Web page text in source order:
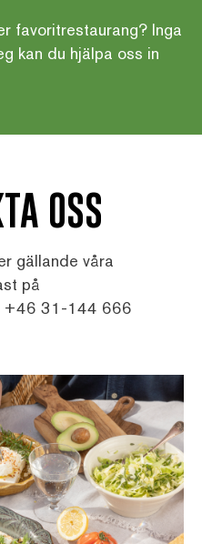
favoritrestaurang? Inga
kan du hjälpa oss in
OSS
gällande våra
på
+46 31-144 666